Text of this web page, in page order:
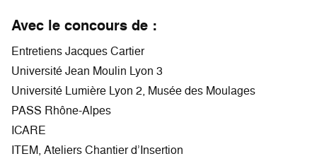
Avec le concours de :
Entretiens Jacques Cartier
Université Jean Moulin Lyon 3
Université Lumière Lyon 2, Musée des Moulages
PASS Rhône-Alpes
ICARE
ITEM, Ateliers Chantier d’Insertion